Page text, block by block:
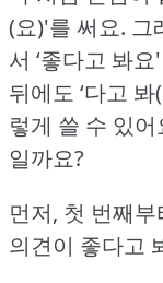
(요)'를 써요. 그
서 ‘좋다고 봐
뒤에도 ‘다고
렇게 쓸 수 있어
일까요?
먼저, 첫 번째
의견이 좋다고